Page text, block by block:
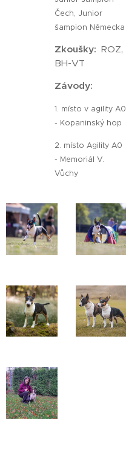
Čech, Junior
šampion Německa
Zkoušky: ROZ,
BH-VT
Závody:
1. místo v agility A0
- Kopaninský hop
2. místo Agility A0
- Memoriál V.
Vůchy